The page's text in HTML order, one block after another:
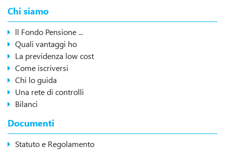
Chi siamo
ll Fondo Pensione ...
Quali vantaggi ho
La previdenza low cost
Come iscriversi
Chi lo guida
Una rete di controlli
Bilanci
Documenti
Statuto e Regolamento